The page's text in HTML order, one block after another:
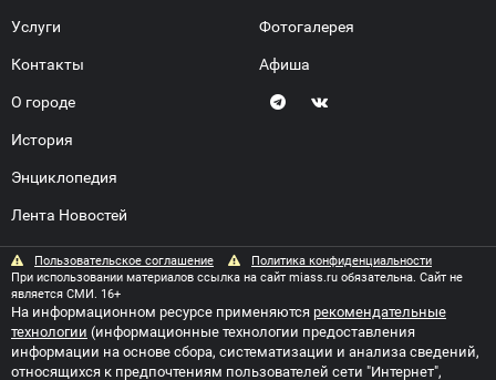
Услуги
Контакты
О городе
История
Энциклопедия
Лента Новостей
Фотогалерея
Афиша
Пользовательское соглашение
Политика конфиденциальности
При использовании материалов ссылка на сайт miass.ru обязательна. Сайт не
является СМИ. 16+
На информационном ресурсе применяются рекомендательные
технологии (информационные технологии предоставления
информации на основе сбора, систематизации и анализа сведений,
относящихся к предпочтениям пользователей сети "Интернет",